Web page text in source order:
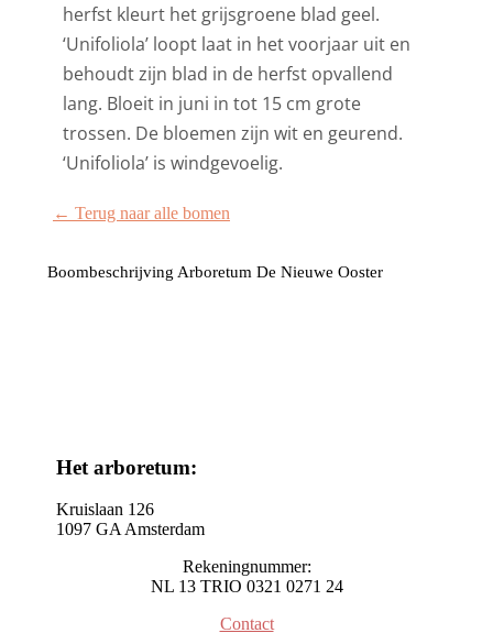
herfst kleurt het grijsgroene blad geel.
‘Unifoliola’ loopt laat in het voorjaar uit en
behoudt zijn blad in de herfst opvallend
lang. Bloeit in juni in tot 15 cm grote
trossen. De bloemen zijn wit en geurend.
‘Unifoliola’ is windgevoelig.
← Terug naar alle bomen
Boombeschrijving Arboretum De Nieuwe Ooster
Het arboretum:
Kruislaan 126
1097 GA Amsterdam
Rekeningnummer:
NL 13 TRIO 0321 0271 24
Contact